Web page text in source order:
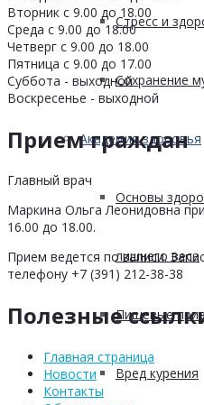
Стресс и
Сохранение
Академия здоровья
Основы
лишнего веса
Пищевые
Вред курения
Вторник с 9.00 до 18.00
Среда с 9.00 до 18.00
Четверг с 9.00 до 18.00
Пятница с 9.00 до 17.00
Суббота - выходной
Воскресенье - выходной
Прием граждан
Главный врач
Маркина Ольга Леонидовна
16.00 до 18.00.
Прием ведется по записи.
телефону +7 (391) 212-38-38
Полезные
Главная страница
Новости
Контакты